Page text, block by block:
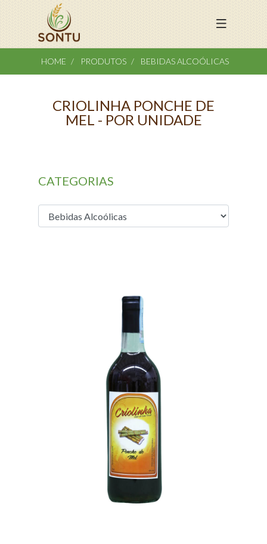
HOME PRODUTOS BEBIDAS ALCOÓLICAS
CRIOLINHA PONCHE DE
MEL - POR UNIDADE
CATEGORIAS